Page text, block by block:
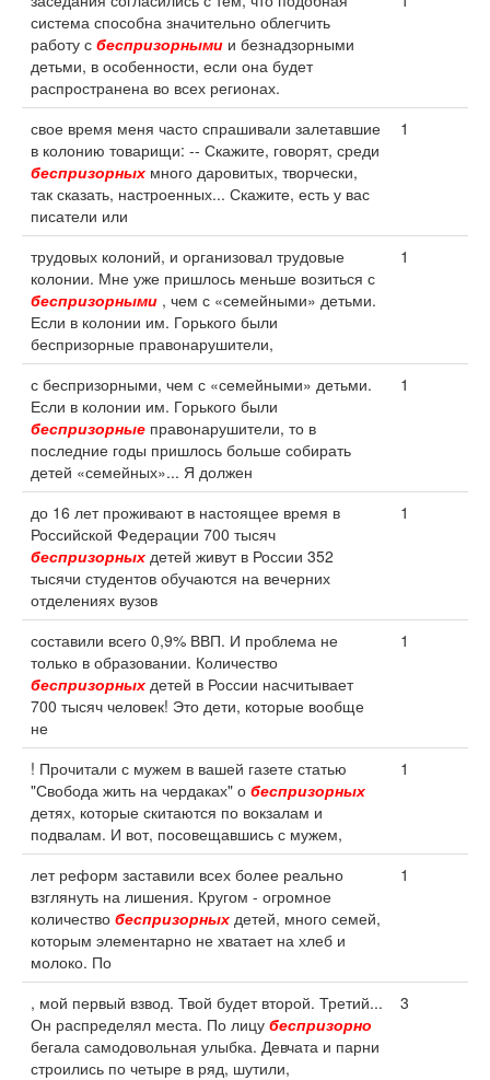
система способна значительно облегчить
работу с беспризорными и безнадзорными
детьми, в особенности, если она будет
распространена во всех регионах.
свое время меня часто спрашивали залетавшие
в колонию товарищи: -- Скажите, говорят, среди
беспризорных много даровитых, творчески,
так сказать, настроенных... Скажите, есть у вас
писатели или
1
трудовых колоний, и организовал трудовые
колонии. Мне уже пришлось меньше возиться с
беспризорными , чем с «семейными» детьми.
Если в колонии им. Горького были
беспризорные правонарушители,
1
с беспризорными, чем с «семейными» детьми.
Если в колонии им. Горького были
беспризорные правонарушители, то в
последние годы пришлось больше собирать
детей «семейных»... Я должен
1
до 16 лет проживают в настоящее время в
Российской Федерации 700 тысяч
беспризорных детей живут в России 352
тысячи студентов обучаются на вечерних
отделениях вузов
1
составили всего 0,9% ВВП. И проблема не
только в образовании. Количество
беспризорных детей в России насчитывает
700 тысяч человек! Это дети, которые вообще
не
1
! Прочитали с мужем в вашей газете статью
"Свобода жить на чердаках" о беспризорных
детях, которые скитаются по вокзалам и
подвалам. И вот, посовещавшись с мужем,
1
лет реформ заставили всех более реально
взглянуть на лишения. Кругом - огромное
количество беспризорных детей, много семей,
которым элементарно не хватает на хлеб и
молоко. По
1
, мой первый взвод. Твой будет второй. Третий...
Он распределял места. По лицу беспризорно
бегала самодовольная улыбка. Девчата и парни
строились по четыре в ряд, шутили,
3